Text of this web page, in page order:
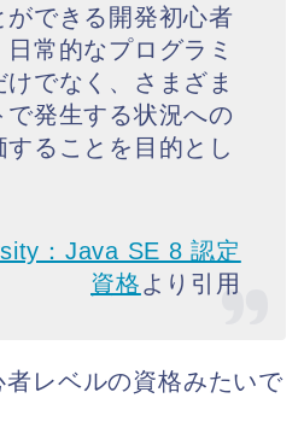
できる開発初心者
常的なプログラミ
でなく、さまざま
発生する状況への
ることを目的とし
：Java SE 8 認定
資格 より引用
レベルの資格みたいで